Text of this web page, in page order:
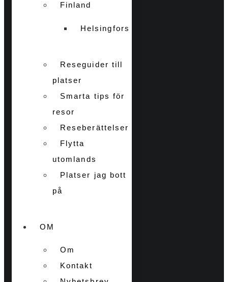
Finland
Helsingfors
Reseguider till
platser
Smarta tips för
resor
Reseberättelser
Flytta
utomlands
Platser jag bott
på
OM
Om
Kontakt